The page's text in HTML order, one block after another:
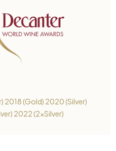
2018 (Gold) 2020 (Silver)
2022 (2xSilver)